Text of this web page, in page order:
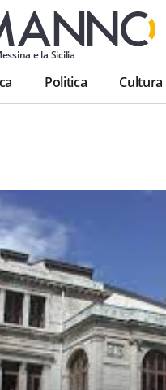
e la Sicilia
Politica Cultura